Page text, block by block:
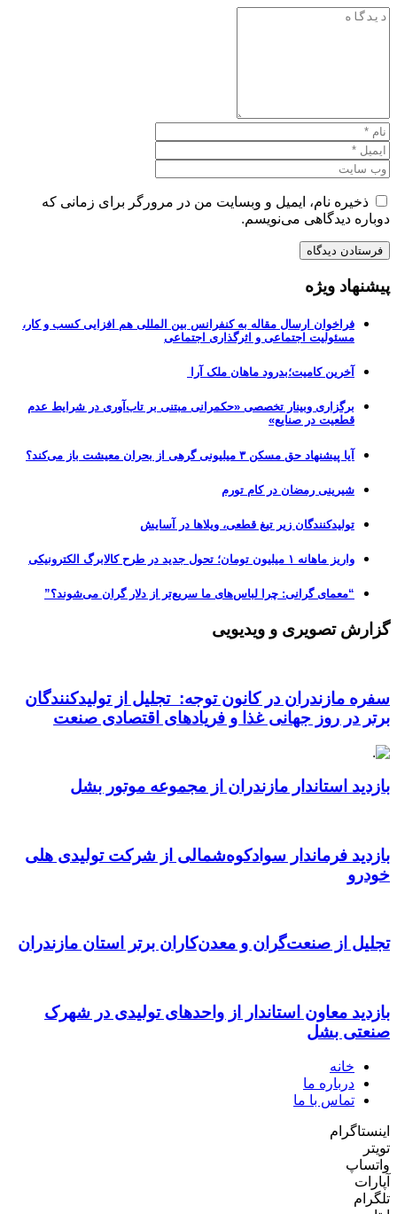
ذخیره نام، ایمیل و وبسایت من در مرورگر برای زمانی که
دوباره دیدگاهی می‌نویسم.
پیشنهاد ویژه
فراخوان ارسال مقاله به کنفرانس بین المللی هم افزایی کسب و کار،
مسئولیت اجتماعی و اثرگذاری اجتماعی
آخرین کامیت؛بدرود ماهان ملک آرا
برگزاری وبینار تخصصی «حکمرانی مبتنی بر تاب‌آوری در شرایط عدم
قطعیت در صنایع»
آیا پیشنهاد حق مسکن ۳ میلیونی گرهی از بحران معیشت باز می‌کند؟
شیرینی رمضان در کام تورم
تولیدکنندگان زیر تیغ قطعی، ویلاها در آسایش
واریز ماهانه ۱ میلیون تومان؛ تحول جدید در طرح کالابرگ الکترونیکی
“معمای گرانی: چرا لباس‌های ما سریع‌تر از دلار گران می‌شوند؟”
گزارش تصویری و ویدیویی
سفره مازندران در کانون توجه: تجلیل از تولیدکنندگان
برتر در روز جهانی غذا و فریادهای اقتصادی صنعت
بازدید استاندار مازندران از مجموعه موتور بشل
بازدید فرماندار سوادکوه‌شمالی از شرکت تولیدی هلی
خودرو
تجلیل از صنعت‌گران و معدن‌کاران برتر استان مازندران
بازدید معاون استاندار از واحدهای تولیدی در شهرک
صنعتی بشل
خانه
درباره ما
تماس با ما
اینستاگرام
تویتر
واتساپ
آپارات
تلگرام